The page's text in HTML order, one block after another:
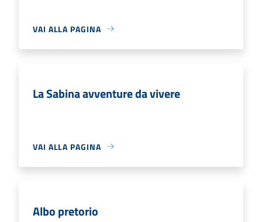
VAI ALLA PAGINA
La Sabina avventure da vivere
VAI ALLA PAGINA
Albo pretorio